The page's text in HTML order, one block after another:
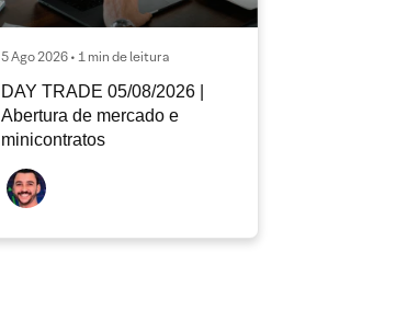
5 Ago 2026 • 1 min de leitura
DAY TRADE 05/08/2026 |
Abertura de mercado e
minicontratos